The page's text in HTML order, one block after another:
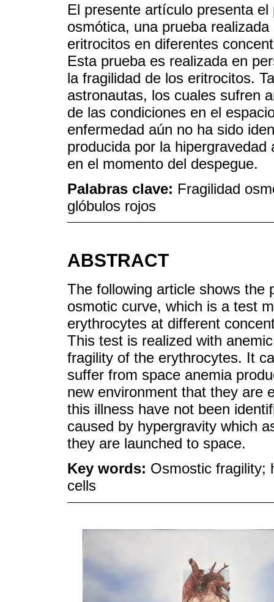
El presente artículo presenta
osmótica, una prueba
eritrocitos en diferentes
Esta prueba es realizada en
la fragilidad de los eritrocitos.
astronautas, los cuales sufren
de las condiciones en el
enfermedad aún no ha sido
producida por la
en el momento del despegue.
Palabras clave: Fragilidad
glóbulos rojos
ABSTRACT
The following article shows the
osmotic curve, which is a test
erythrocytes at different
This test is realized with
fragility of the erythrocytes. It
suffer from space anemia
new environment that they are
this illness have not been
caused by hypergravity which
they are launched to space.
Key words: Osmostic fragility;
cells